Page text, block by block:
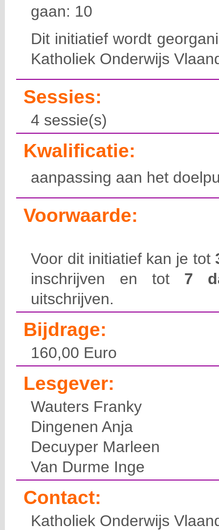
gaan: 10
Dit initiatief wordt
Katholiek Onderwijs
Sessies:
4 sessie(s)
Kwalificatie:
aanpassing aan het
Voorwaarde:
Voor dit initiatief kan je tot
inschrijven en tot 7
uitschrijven.
Bijdrage:
160,00 Euro
Lesgever:
Wauters Franky
Dingenen Anja
Decuyper Marleen
Van Durme Inge
Contact:
Katholiek Onderwijs